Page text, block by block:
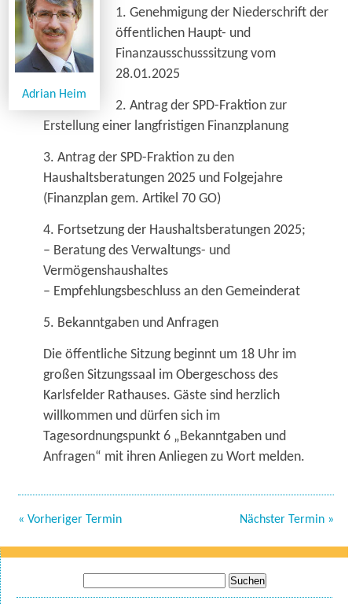
Adrian Heim
1. Genehmigung der Niederschrift der
öffentlichen Haupt- und
Finanzausschusssitzung vom
28.01.2025
2. Antrag der SPD-Fraktion zur
Erstellung einer langfristigen Finanzplanung
3. Antrag der SPD-Fraktion zu den
Haushaltsberatungen 2025 und Folgejahre
(Finanzplan gem. Artikel 70 GO)
4. Fortsetzung der Haushaltsberatungen 2025;
– Beratung des Verwaltungs- und
Vermögenshaushaltes
– Empfehlungsbeschluss an den Gemeinderat
5. Bekanntgaben und Anfragen
Die öffentliche Sitzung beginnt um 18 Uhr im
großen Sitzungssaal im Obergeschoss des
Karlsfelder Rathauses. Gäste sind herzlich
willkommen und dürfen sich im
Tagesordnungspunkt 6 „Bekanntgaben und
Anfragen“ mit ihren Anliegen zu Wort melden.
« Vorheriger Termin Nächster Termin »
nach: